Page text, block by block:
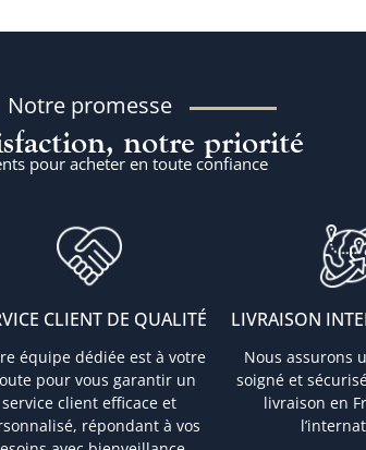
Notre promesse
notre priorité
pour acheter en toute confiance
CLIENT DE QUALITÉ
équipe dédiée est à votre
pour vous garantir un
service client efficace et
répondant à vos
LIVRAISON
Nous assurons
soigné et
livraison en